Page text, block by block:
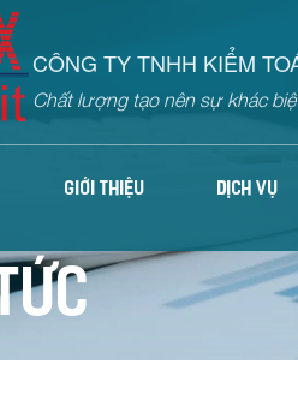
CÔNG TY TNHH KIỂM
Chất lượng tạo nên sự khác
GIỚI THIỆU DỊCH VỤ